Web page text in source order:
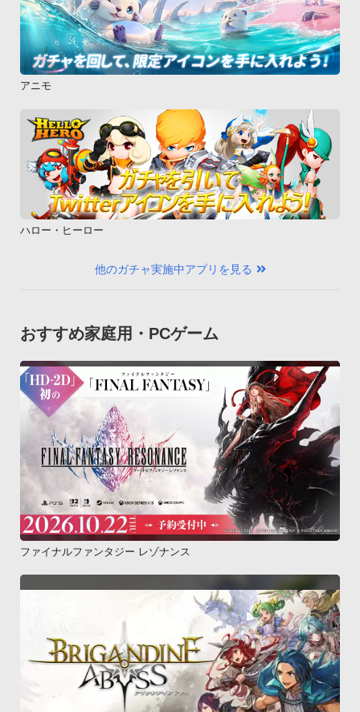
アニモ
ハロー・ヒーロー
他のガチャ実施中アプリを見る
おすすめ家庭用・PCゲーム
ファイナルファンタジー レゾナンス